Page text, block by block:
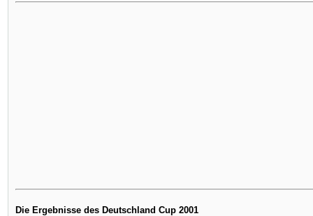
Die Ergebnisse des Deutschland Cup 2001